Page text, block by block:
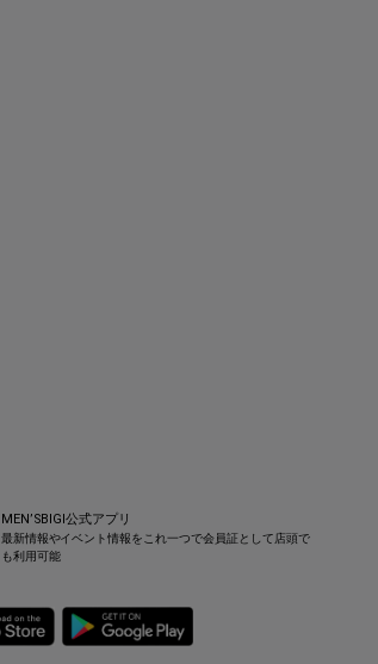
MEN’SBIGI公式アプリ
最新情報やイベント情報をこれ一つで会員証として店頭で
も利用可能